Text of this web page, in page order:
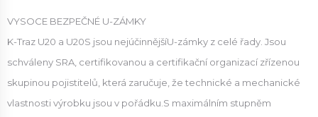
VYSOCE BEZPEČNÉ U-ZÁMKY
K-Traz U20 a U20S jsou nejúčinnějšíU-zámky z celé řady. Jsou
schváleny SRA, certifikovanou a certifikační organizací zřízenou
skupinou pojistitelů, která zaručuje, že technické a mechanické
vlastnosti výrobku jsou v pořádku.S maximálním stupněm